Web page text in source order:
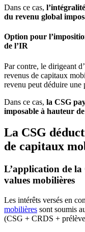
Dans ce cas,
du revenu global
Option pour
de l’IR
Par contre, le dirigeant
revenus de capitaux
revenu peut déduire une
Dans ce cas, la CSG
imposable à hauteur
La CSG
de capitaux
L’application de la
values mobilières
Les intérêts versés en
mobilières sont soumis
(CSG + CRDS +